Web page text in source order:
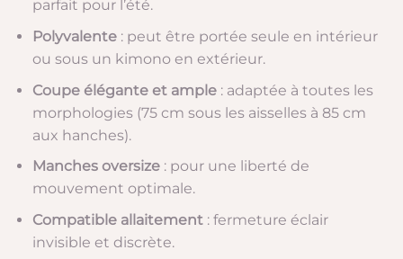
parfait pour l’été.
Polyvalente: peut être portée seule en intérieur
ou sous un kimono en extérieur.
Coupe élégante et ample: adaptée à toutes les
morphologies (75 cm sous les aisselles à 85 cm
aux hanches).
Manches oversize: pour une liberté de
mouvement optimale.
Compatible allaitement: fermeture éclair
invisible et discrète.